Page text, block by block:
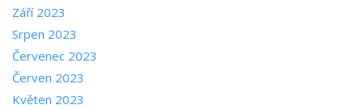
Září 2023
Srpen 2023
Červenec 2023
Červen 2023
Květen 2023